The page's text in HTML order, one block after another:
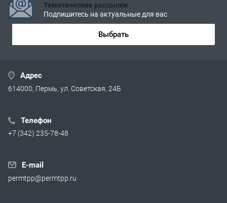
Тематические рассылки
Подпишитесь на актуальные для вас
Выбрать
Адрес
614000, Пермь, ул. Советская, 24Б
Телефон
+7 (342) 235-78-48
E-mail
permtpp@permtpp.ru